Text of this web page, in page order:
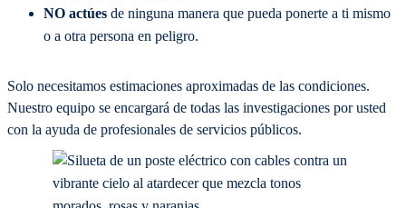
NO actúes de ninguna manera que pueda ponerte a ti mismo
o a otra persona en peligro.
Solo necesitamos estimaciones aproximadas de las condiciones.
Nuestro equipo se encargará de todas las investigaciones por usted
con la ayuda de profesionales de servicios públicos.